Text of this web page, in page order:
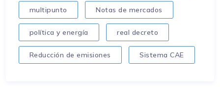
multipunto Notas de mercados
política y energía real decreto
Reducción de emisiones Sistema CAE